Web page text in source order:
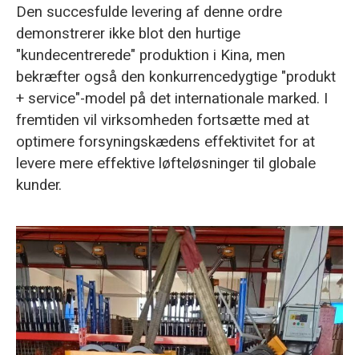
Den succesfulde levering af denne ordre
demonstrerer ikke blot den hurtige
"kundecentrerede" produktion i Kina, men
bekræfter også den konkurrencedygtige "produkt
+ service"-model på det internationale marked. I
fremtiden vil virksomheden fortsætte med at
optimere forsyningskædens effektivitet for at
levere mere effektive løfteløsninger til globale
kunder.